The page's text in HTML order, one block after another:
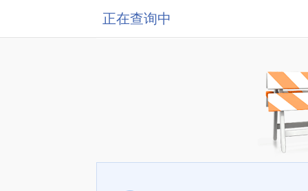
正在查询中